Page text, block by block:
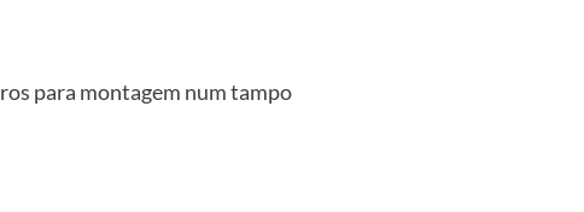
para montagem num tampo